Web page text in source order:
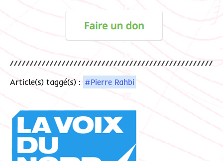
Article(s) taggé(s) : #Pierre Rahbi